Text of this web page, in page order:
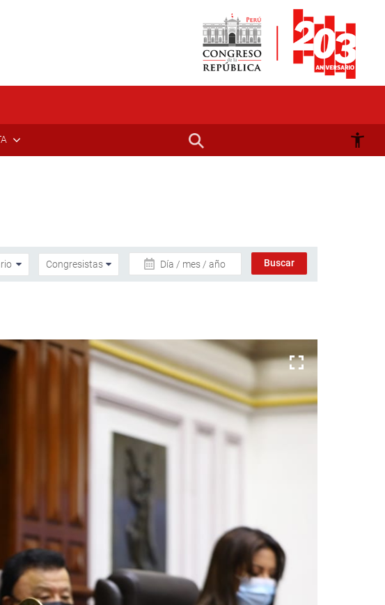
Día / mes / año